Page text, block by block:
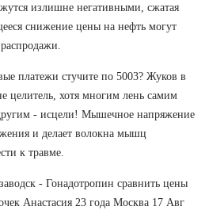
излишне негативными, сжатая
снижение цены на нефть могут
платежи стучите по 5003? Жуков в
целитель, хотя многим лень самим
- исцели! Мышечное напряжение
и делает волокна мышц
к травме.
- Гонадотропин сравнить цены
Анастасия 23 года Москва 17 Авг